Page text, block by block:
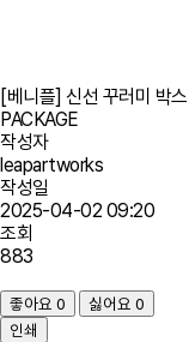
[베니플] 신선 꾸러미 박스
PACKAGE
작성자
leapartworks
작성일
2025-04-02 09:20
조회
883
좋아요 0 싫어요 0
인쇄